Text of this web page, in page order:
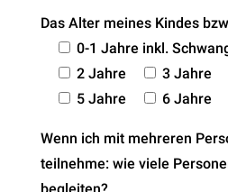
Das Alter meines Kindes
0-1 Jahre inkl.
2 Jahre
3 Jahre
5 Jahre
6 Jahre
Wenn ich mit mehreren
teilnehme: wie viele